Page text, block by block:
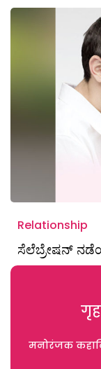
Relationship
ಸೆಲೆಬ್ರೇಷನ್‌
मनोरंजक